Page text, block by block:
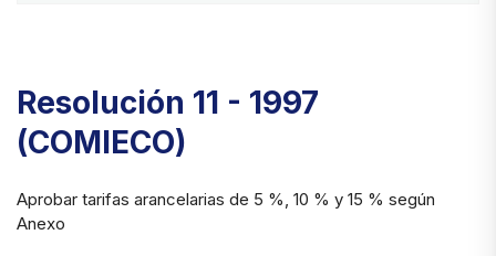
Resolución 11 - 1997
(COMIECO)
Aprobar tarifas arancelarias de 5 %, 10 % y 15 % según
Anexo